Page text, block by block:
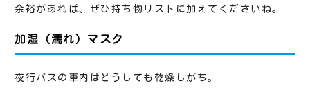
余裕があれば、ぜひ持ち物リストに加えてくださいね。
加湿（濡れ）マスク
夜行バスの車内はどうしても乾燥しがち。